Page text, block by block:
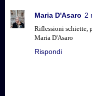
Maria D'Asaro 2
Riflessioni schiette,
Maria D'Asaro
Rispondi